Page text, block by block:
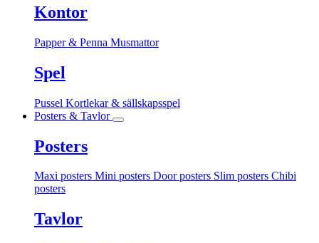
Kontor
Papper & Penna Musmattor
Spel
Pussel Kortlekar & sällskapsspel
Posters & Tavlor
Posters
Maxi posters Mini posters Door posters Slim posters Chibi
posters
Tavlor